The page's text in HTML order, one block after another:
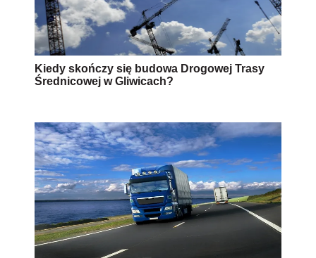
Kiedy skończy się budowa Drogowej Trasy
Średnicowej w Gliwicach?